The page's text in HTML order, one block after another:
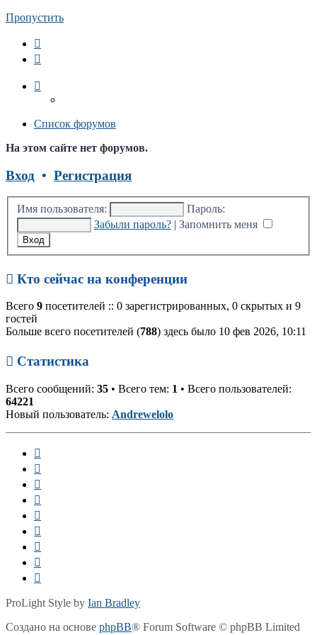
Пропустить
Список форумов
На этом сайте нет форумов.
Вход • Регистрация
Имя пользователя:
Пароль:
Забыли пароль? | Запомнить меня
Кто сейчас на конференции
Всего 9 посетителей :: 0 зарегистрированных, 0 скрытых и 9
гостей
Больше всего посетителей (788) здесь было 10 фев 2026, 10:11
Статистика
Всего сообщений: 35 • Всего тем: 1 • Всего пользователей:
64221
Новый пользователь: Andrewelolo
ProLight Style by Ian Bradley
Создано на основе phpBB® Forum Software © phpBB Limited